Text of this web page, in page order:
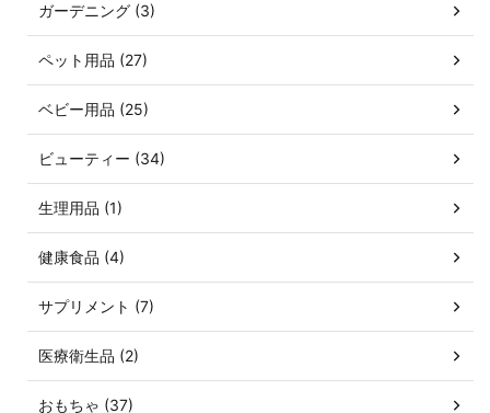
ガーデニング (3)
ペット用品 (27)
ベビー用品 (25)
ビューティー (34)
生理用品 (1)
健康食品 (4)
サプリメント (7)
医療衛生品 (2)
おもちゃ (37)